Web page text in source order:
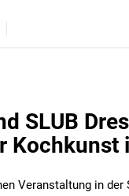
SLUB
Veranstaltung in